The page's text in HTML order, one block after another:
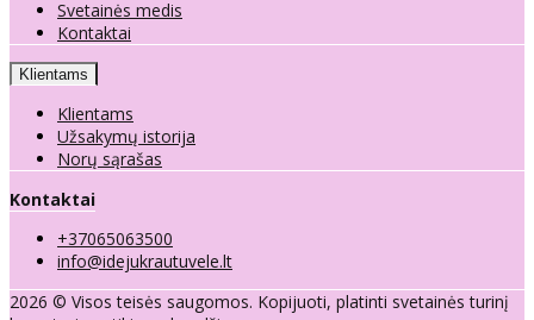
Svetainės medis
Kontaktai
Klientams
Klientams
Užsakymų istorija
Norų sąrašas
Kontaktai
+37065063500
info@idejukrautuvele.lt
2026 © Visos teisės saugomos. Kopijuoti, platinti svetainės turinį